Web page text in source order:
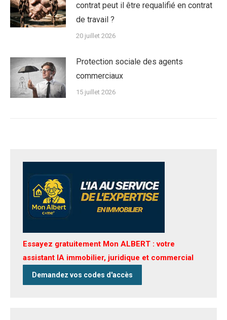
contrat peut il être requalifié en contrat
de travail ?
20 juillet 2026
Protection sociale des agents
commerciaux
15 juillet 2026
Essayez gratuitement Mon ALBERT : votre
assistant IA immobilier, juridique et commercial
Demandez vos codes d'accès